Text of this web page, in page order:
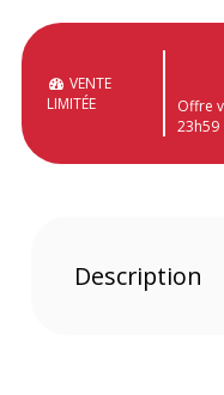
VENTE
LIMITÉE
Offre
23h59
Description